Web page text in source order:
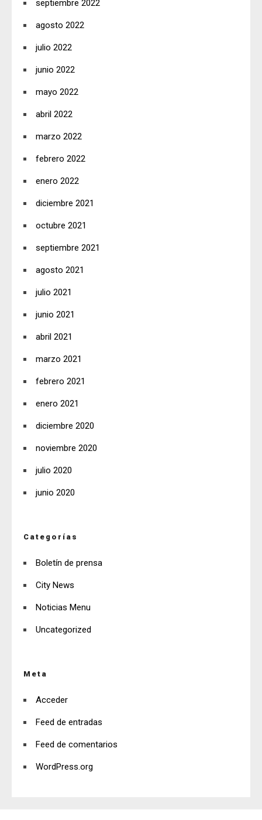
septiembre 2022
agosto 2022
julio 2022
junio 2022
mayo 2022
abril 2022
marzo 2022
febrero 2022
enero 2022
diciembre 2021
octubre 2021
septiembre 2021
agosto 2021
julio 2021
junio 2021
abril 2021
marzo 2021
febrero 2021
enero 2021
diciembre 2020
noviembre 2020
julio 2020
junio 2020
Categorías
Boletín de prensa
City News
Noticias Menu
Uncategorized
Meta
Acceder
Feed de entradas
Feed de comentarios
WordPress.org